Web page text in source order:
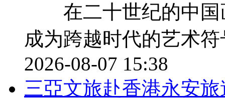
在二十世纪的中国
成为跨越时代的艺术
2026-08-07 15:38
三亞文旅赴香港永安